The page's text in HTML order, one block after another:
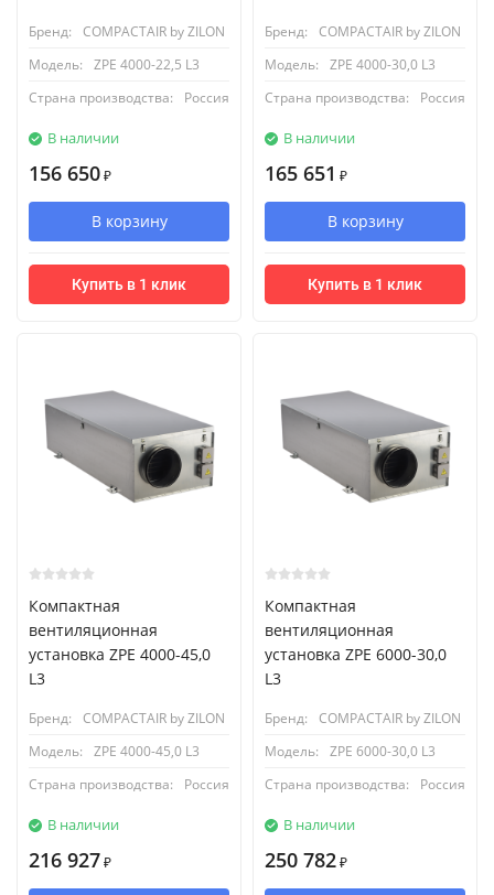
Бренд:
COMPACTAIR by ZILON
Модель:
ZPE 4000-22,5 L3
Страна производства:
Россия
В наличии
156 650 ₽
В корзину
Купить в 1 клик
Бренд:
COMPACTAIR by ZILON
Модель:
ZPE 4000-30,0 L3
Страна производства:
Россия
В наличии
165 651 ₽
В корзину
Купить в 1 клик
Компактная
вентиляционная
установка ZPE 4000-45,0
L3
Бренд:
COMPACTAIR by ZILON
Модель:
ZPE 4000-45,0 L3
Страна производства:
Россия
В наличии
216 927 ₽
Компактная
вентиляционная
установка ZPE 6000-30,0
L3
Бренд:
COMPACTAIR by ZILON
Модель:
ZPE 6000-30,0 L3
Страна производства:
Россия
В наличии
250 782 ₽